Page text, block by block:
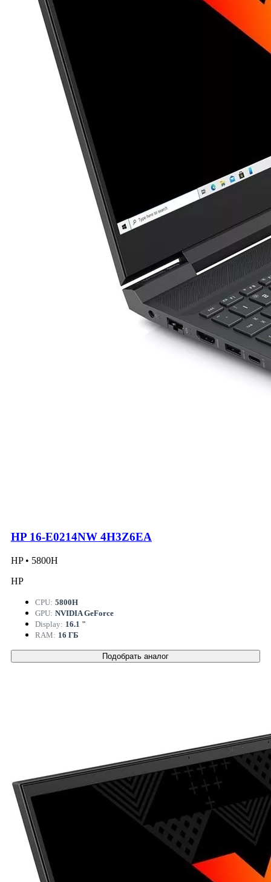
HP 16-E0214NW 4H3Z6EA
HP • 5800H
HP
CPU: 5800H
GPU: NVIDIA GeForce
Display: 16.1 "
RAM: 16 ГБ
Подобрать аналог